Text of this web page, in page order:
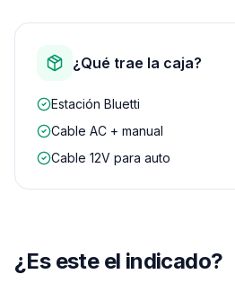
¿Qué trae la caja?
Estación Bluetti
Cable AC + manual
Cable 12V para auto
¿Es este el indicado?